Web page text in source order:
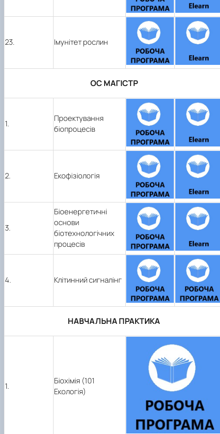
23. Імунітет рослин
ОС МАГІСТР
1.
Проектування
біопроцесів
2. Екофізіологія
3.
Біоенергетичні
основи
біотехнологічних
процесів
4. Клітинний сигналінг
НАВЧАЛЬНА ПРАКТИКА
1.
Біохімія (101
Екологія)